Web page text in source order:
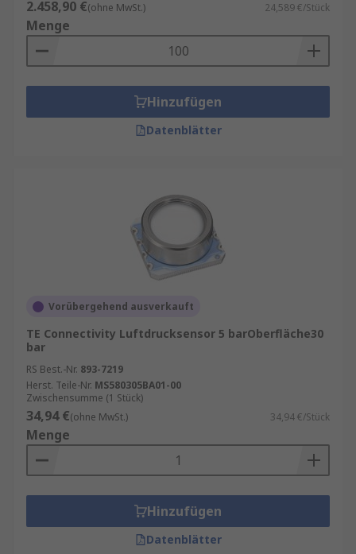
2.458,90 €(ohne MwSt.) 24,589 €/Stück
Menge
Hinzufügen
Datenblätter
Vorübergehend ausverkauft
TE Connectivity Luftdrucksensor 5 barOberfläche30
bar
RS Best.-Nr. 893-7219
Herst. Teile-Nr. MS580305BA01-00
Zwischensumme (1 Stück)
34,94 €(ohne MwSt.) 34,94 €/Stück
Menge
Hinzufügen
Datenblätter